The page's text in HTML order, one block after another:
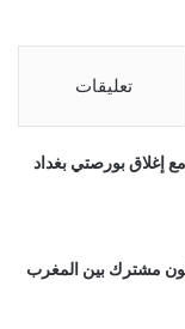
تعليقات
إغلاق بورصتي بغداد
العالم 2030 سيكون مشترك بين المغرب